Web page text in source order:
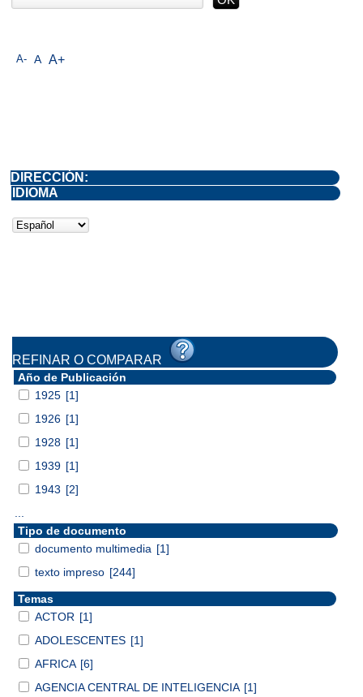
A- A A+
DIRECCIÓN:
IDIOMA
REFINAR O COMPARAR
Año de Publicación
1925 [1]
1926 [1]
1928 [1]
1939 [1]
1943 [2]
Tipo de documento
documento multimedia [1]
texto impreso [244]
Temas
ACTOR [1]
ADOLESCENTES [1]
AFRICA [6]
AGENCIA CENTRAL DE INTELIGENCIA [1]